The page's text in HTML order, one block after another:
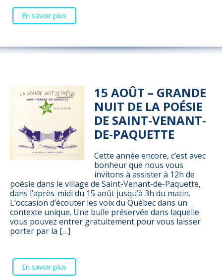
En savoir plus
15 AOÛT – GRANDE
NUIT DE LA POÉSIE
DE SAINT-VENANT-
DE-PAQUETTE
Cette année encore, c’est avec
bonheur que nous vous
invitons à assister à 12h de
poésie dans le village de Saint-Venant-de-Paquette,
dans l’après-midi du 15 août jusqu’à 3h du matin.
L’occasion d’écouter les voix du Québec dans un
contexte unique. Une bulle préservée dans laquelle
vous pouvez entrer gratuitement pour vous laisser
porter par la […]
En savoir plus